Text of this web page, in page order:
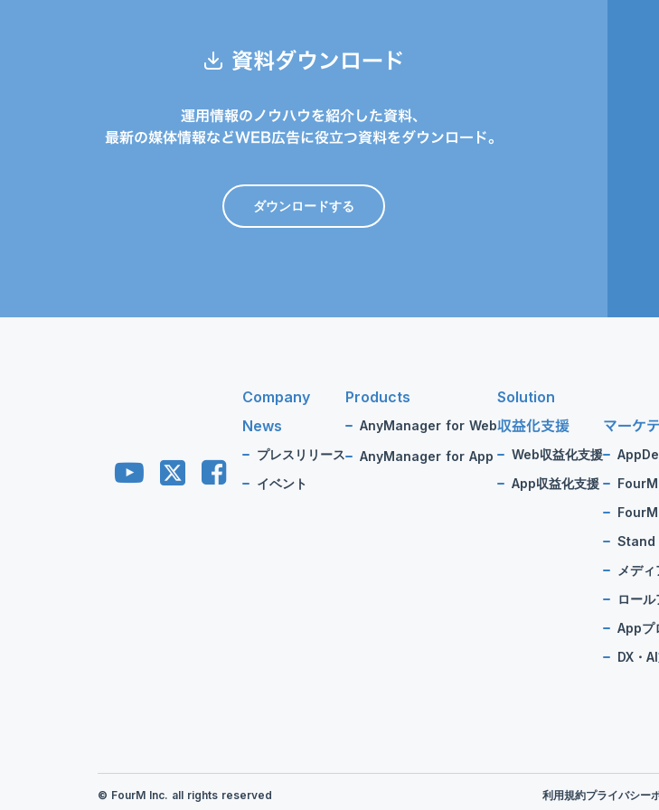
資料ダウンロード
運用情報のノウハウを紹介した資料、
最新の媒体情報などWEB広告に役立つ資料をダウンロード。
ダウンロードする
Company
News
プレスリリース
イベント
Products
AnyManager for Web
AnyManager for App
Solution
収益化支援
Web収益化支援
App収益化支援
マーケ
Stand
メデ
ロー
Appプ
DX・
© FourM Inc. all rights reserved 利用規約プライバシー